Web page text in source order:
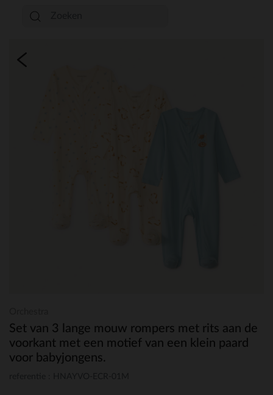
Set van 3 lange mouw rompers met rits aan de
voorkant met een motief van een klein paard
voor babyjongens.